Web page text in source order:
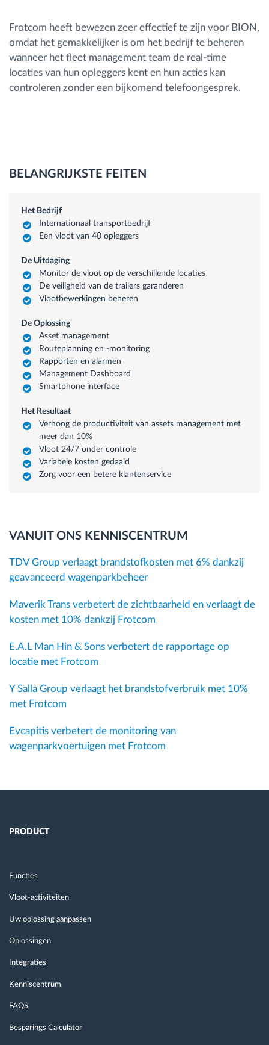
Frotcom heeft bewezen zeer effectief te zijn voor BION,
omdat het gemakkelijker is om het bedrijf te beheren
wanneer het fleet management team de real-time
locaties van hun opleggers kent en hun acties kan
controleren zonder een bijkomend telefoongesprek.
BELANGRIJKSTE FEITEN
Het Bedrijf
Internationaal transportbedrijf
Een vloot van 40 opleggers
De Uitdaging
Monitor de vloot op de verschillende locaties
De veiligheid van de trailers garanderen
Vlootbewerkingen beheren
De Oplossing
Asset management
Routeplanning en -monitoring
Rapporten en alarmen
Management Dashboard
Smartphone interface
Het Resultaat
Verhoog de productiviteit van assets management met
meer dan 10%
Vloot 24/7 onder controle
Variabele kosten gedaald
Zorg voor een betere klantenservice
VANUIT ONS KENNISCENTRUM
TDV Group verlaagt brandstofkosten met 6% dankzij
geavanceerd wagenparkbeheer
Maverik Trans verbetert de zichtbaarheid en verlaagt de
kosten met 10% dankzij Frotcom
E.A.L Man Hin & Sons verbetert de rapportage op
locatie met Frotcom
Y Salla Group verlaagt het brandstofverbruik met 10%
met Frotcom
Evcapitis verbetert de monitoring van
wagenparkvoertuigen met Frotcom
PRODUCT
Functies
Vloot-activiteiten
Uw oplossing aanpassen
Oplossingen
Integraties
Kenniscentrum
FAQS
Besparings Calculator